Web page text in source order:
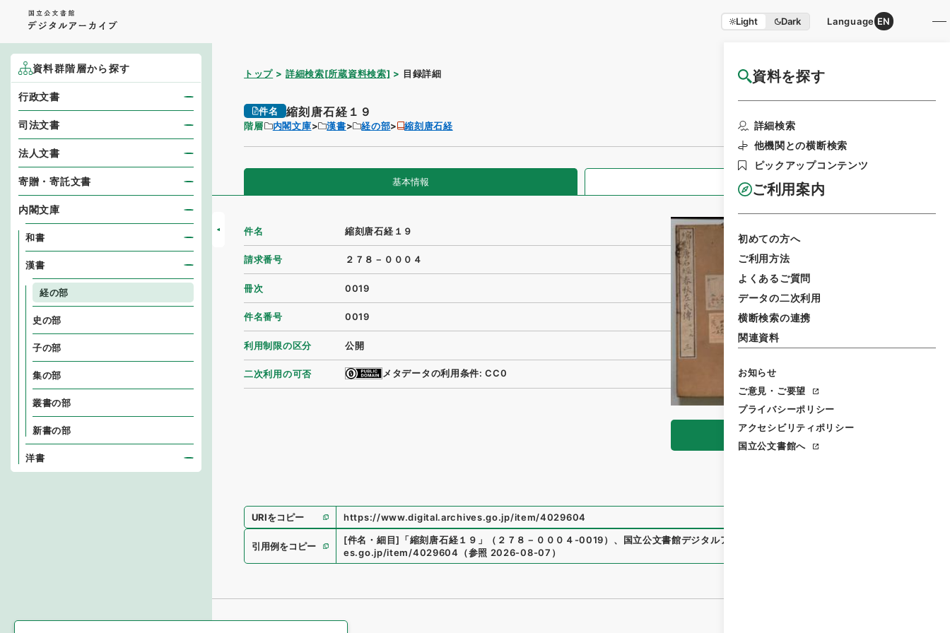
Light Dark Language EN
資料を探す
詳細検索
他機関との横断検索
ピックアップコンテンツ
ご利用案内
初めての方へ
ご利用方法
よくあるご質問
データの二次利用
横断検索の連携
関連資料
お知らせ
ご意見・ご要望
プライバシーポリシー
アクセシビリティポリシー
国立公文書館へ
トップ 詳細検索[所蔵資料検索] 目録詳細 国立公文書館HP利用案内
件名 縮刻唐石経１９
階層 内閣文庫 漢書 経の部 縮刻唐石経
基本情報 全ての情報
閲覧
件名 縮刻唐石経１９
請求番号 ２７８－０００４
冊次 0019
件名番号 0019
利用制限の区分 公開
二次利用の可否 メタデータの利用条件: CC0
URIをコピー https://www.digital.archives.go.jp/item/4029604
引用例をコピー
[件名・細目] 「縮刻唐石経１９ 」 （ ２７８－０００４-0019） 、 国立公文書館デジタルアーカイブ
es.go.jp/item/4029604
（参照 2026-08-07 ）
資料群階層から探す
行政文書
司法文書
法人文書
寄贈・寄託文書
内閣文庫
和書
漢書
経の部
史の部
子の部
集の部
叢書の部
新書の部
洋書